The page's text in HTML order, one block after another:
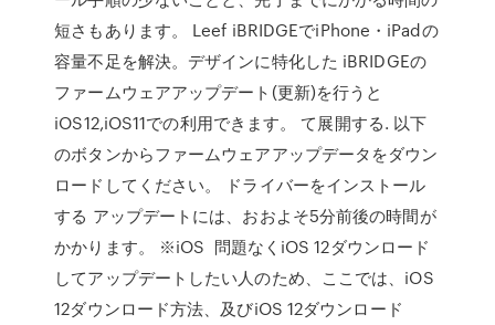
短さもあります。 Leef iBRIDGEでiPhone・iPadの
容量不足を解決。デザインに特化した iBRIDGEの
ファームウェアアップデート(更新)を行うと
iOS12,iOS11での利用できます。 て展開する. 以下
のボタンからファームウェアアップデータをダウン
ロードしてください。 ドライバーをインストール
する アップデートには、おおよそ5分前後の時間が
かかります。 ※iOS 問題なくiOS 12ダウンロード
してアップデートしたい人のため、ここでは、iOS
12ダウンロード方法、及びiOS 12ダウンロード